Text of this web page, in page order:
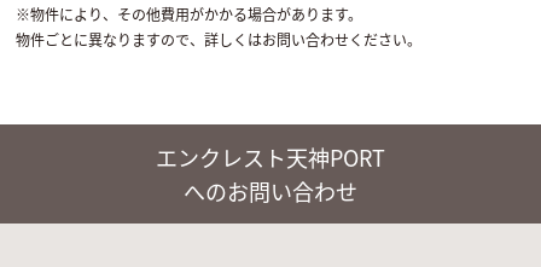
※物件により、その他費用がかかる場合があります。
物件ごとに異なりますので、詳しくはお問い合わせください。
エンクレスト天神PORT
へのお問い合わせ